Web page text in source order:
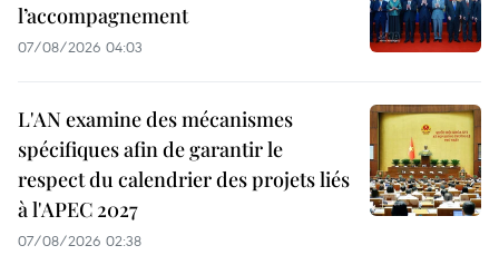
l’accompagnement
07/08/2026 04:03
L'AN examine des mécanismes
spécifiques afin de garantir le
respect du calendrier des projets liés
à l'APEC 2027
07/08/2026 02:38